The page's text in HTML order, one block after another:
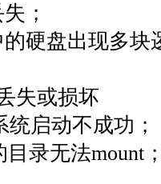
；
硬盘出现多块
失或损坏
启动不成功；
录无法mount